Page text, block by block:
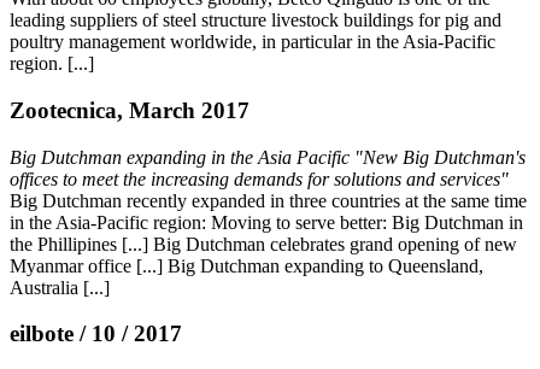
leading suppliers of steel structure livestock buildings for pig and
poultry management worldwide, in particular in the Asia-Pacific
region. [...]
Zootecnica, March 2017
Big Dutchman expanding in the Asia Pacific "New Big Dutchman's
offices to meet the increasing demands for solutions and services"
Big Dutchman recently expanded in three countries at the same time
in the Asia-Pacific region: Moving to serve better: Big Dutchman in
the Phillipines [...] Big Dutchman celebrates grand opening of new
Myanmar office [...] Big Dutchman expanding to Queensland,
Australia [...]
eilbote / 10 / 2017